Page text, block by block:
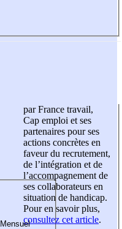
par France travail,
Cap emploi et ses
partenaires pour ses
actions concrètes en
faveur du recrutement,
de l’intégration et de
l’accompagnement de
ses collaborateurs en
situation de handicap.
Pour en savoir plus,
consultez cet article.